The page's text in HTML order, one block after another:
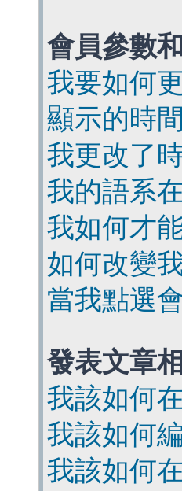
會員參數
我要如何
顯示的時
我更改了
我的語系
我如何才
如何改變
當我點選
發表文章
我該如何
我該如何
我該如何